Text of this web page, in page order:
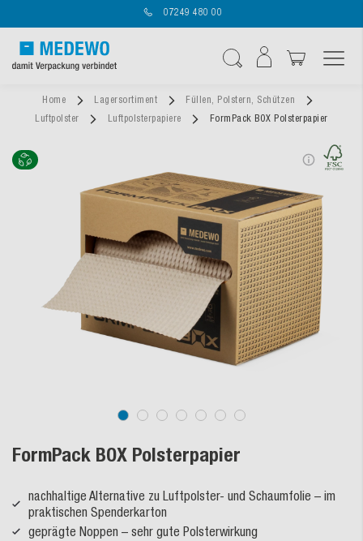
07249 480 00
Home Lagersortiment
Füllen, Polstern, Schützen
Luftpolster
Luftpolsterpapiere FormPack BOX Polsterpapier
FormPack BOX Polsterpapier
nachhaltige Alternative zu Luftpolster- und Schaumfolie – im
praktischen Spenderkarton
geprägte Noppen – sehr gute Polsterwirkung